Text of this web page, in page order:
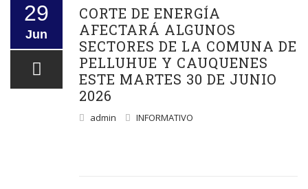
29
Jun
CORTE DE ENERGÍA
AFECTARÁ ALGUNOS
SECTORES DE LA COMUNA DE
PELLUHUE Y CAUQUENES
ESTE MARTES 30 DE JUNIO
2026
admin INFORMATIVO